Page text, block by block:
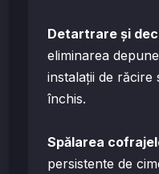
Detartrare și
eliminarea
instalații de
închis.
Spălarea
persistente de